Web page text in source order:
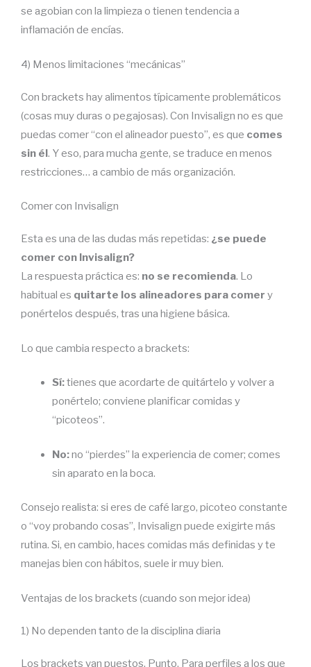
se agobian con la limpieza o tienen tendencia a
inflamación de encías.
4) Menos limitaciones “mecánicas”
Con brackets hay alimentos típicamente problemáticos
(cosas muy duras o pegajosas). Con Invisalign no es que
puedas comer “con el alineador puesto”, es que comes
sin él. Y eso, para mucha gente, se traduce en menos
restricciones… a cambio de más organización.
Comer con Invisalign
Esta es una de las dudas más repetidas: ¿se puede
comer con Invisalign?
La respuesta práctica es: no se recomienda. Lo
habitual es quitarte los alineadores para comer y
ponértelos después, tras una higiene básica.
Lo que cambia respecto a brackets:
Sí:tienes que acordarte de quitártelo y volver a
ponértelo; conviene planificar comidas y
“picoteos”.
No:no “pierdes” la experiencia de comer; comes
sin aparato en la boca.
Consejo realista: si eres de café largo, picoteo constante
o “voy probando cosas”, Invisalign puede exigirte más
rutina. Si, en cambio, haces comidas más definidas y te
manejas bien con hábitos, suele ir muy bien.
Ventajas de los brackets (cuando son mejor idea)
1) No dependen tanto de la disciplina diaria
Los brackets van puestos. Punto. Para perfiles a los que